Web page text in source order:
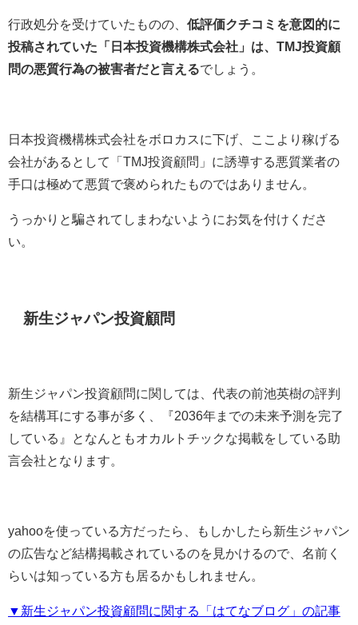
行政処分を受けていたものの、 低評価クチコミを意図的に
投稿されていた「 日本投資機構株式会社」は、TMJ投資顧
問の悪質行為の被害者だと言えるでしょう。
日本投資機構株式会社をボロカスに下げ、ここより稼げる
会社があるとして「TMJ投資顧問」に誘導する悪質業者の
手口は極めて悪質で褒められたものではありません。
うっかりと騙されてしまわないようにお気を付けくださ
い。
新生ジャパン投資顧問
新生ジャパン投資顧問に関しては、代表の前池英樹の評判
を結構耳にする事が多く、『2036年までの未来予測を完了
している』となんともオカルトチックな掲載をしている助
言会社となります。
yahooを使っている方だったら、もしかしたら新生ジャパン
の広告など結構掲載されているのを見かけるので、名前く
らいは知っている方も居るかもしれません。
▼新生ジャパン投資顧問に関する「はてなブログ」の記事